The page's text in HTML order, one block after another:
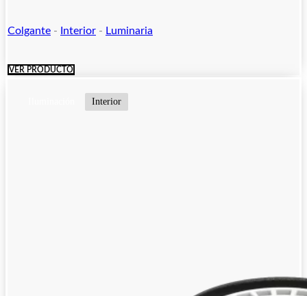
Colgante - Interior - Luminaria
VER PRODUCTO
Interior